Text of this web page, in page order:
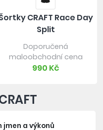
CRAFT Race Day
Split
Doporučená
maloobchodní cena
990 Kč
jmen a výkonů